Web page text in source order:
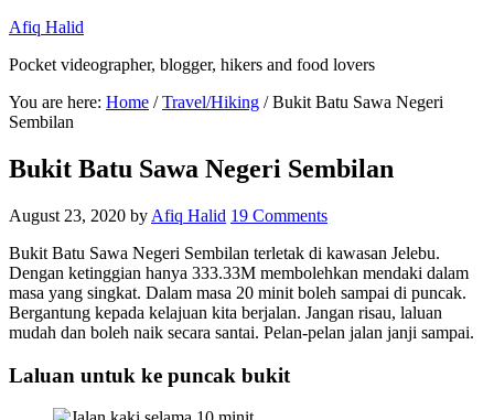
Afiq Halid
Pocket videographer, blogger, hikers and food lovers
You are here: Home / Travel/Hiking /Bukit Batu Sawa Negeri
Sembilan
Bukit Batu Sawa Negeri Sembilan
August 23, 2020 by Afiq Halid 19 Comments
Bukit Batu Sawa Negeri Sembilan terletak di kawasan Jelebu.
Dengan ketinggian hanya 333.33M membolehkan mendaki dalam
masa yang singkat. Dalam masa 20 minit boleh sampai di puncak.
Bergantung kepada kelajuan kita berjalan. Jangan risau, laluan
mudah dan boleh naik secara santai. Pelan-pelan jalan janji sampai.
Laluan untuk ke puncak bukit